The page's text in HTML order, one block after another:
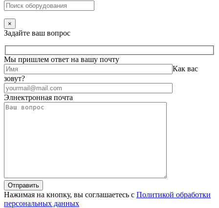
×
Задайте ваш вопрос
Мы пришлем ответ на вашу почту
Как вас
зовут?
Элнектронная почта
Нажимая на кнопку, вы соглашаетесь с Политикой обработки
персональных данных